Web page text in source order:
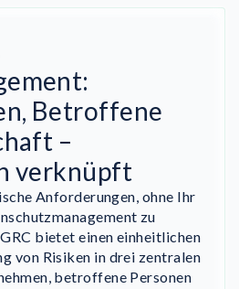
Betroffene
–
verknüpft
Anforderungen, ohne Ihr
zu
bietet einen einheitlichen
von Risiken in drei zentralen
betroffene Personen